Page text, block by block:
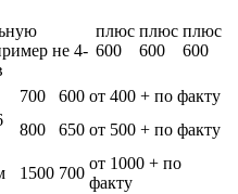
не 4-
плюс
600
плюс
600
плюс
600
700 600 от 400 + по факту
800 650 от 500 + по факту
1500 700
от 1000 + по
факту